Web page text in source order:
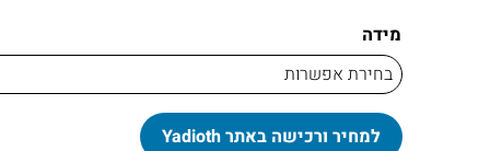
ידיות למטבח כפרי זהב מוברש דגם 7032
מידה
למחיר ורכישה באתר Yadioth